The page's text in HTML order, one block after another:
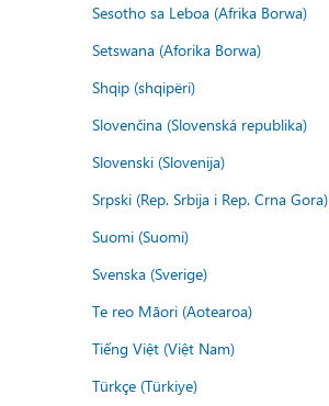
Sesotho sa Leboa (Afrika Borwa)
Setswana (Aforika Borwa)
Shqip (shqipëri)
Slovenčina (Slovenská republika)
Slovenski (Slovenija)
Srpski (Rep. Srbija i Rep. Crna Gora)
Suomi (Suomi)
Svenska (Sverige)
Te reo Māori (Aotearoa)
Tiếng Việt (Việt Nam)
Türkçe (Türkiye)